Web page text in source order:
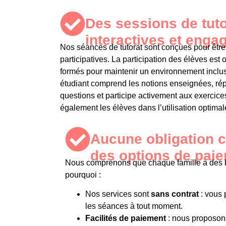
Des sessions de
interactives et
Nos séances de tutorat sont conçues pour
participatives. La participation des élèves est
formés pour maintenir un environnement
étudiant comprend les notions enseignées,
questions et participe activement aux
également les élèves dans l’utilisation
Aucune obligation
des options de
Nous comprenons que chaque famille a des
pourquoi :
Nos services sontsans contrat : vous
les séances à tout moment.
Facilités de paiement : nous